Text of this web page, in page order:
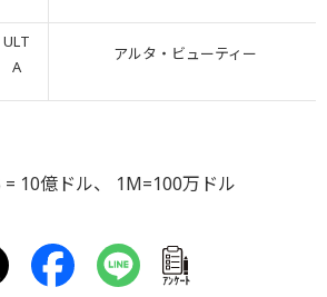
ULT
A
アルタ・ビューティー
10億ドル、 1M=100万ドル
ｱﾝｹｰﾄ